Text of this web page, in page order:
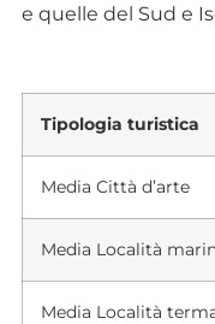
e quelle del Sud e
Tipologia turistica
Media Città d’arte
Media Località
Media Località